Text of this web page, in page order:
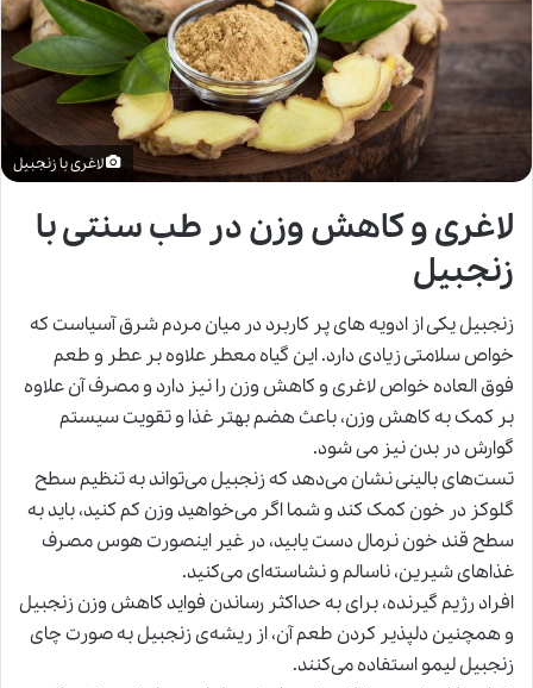
لاغری با زنجبیل
لاغری و کاهش وزن در طب سنتی با
زنجبیل
زنجبیل یکی از ادویه های پر کاربرد در میان مردم شرق آسیاست که
خواص سلامتی زیادی دارد. این گیاه معطر علاوه بر عطر و طعم
فوق العاده خواص لاغری و کاهش وزن را نیز دارد و مصرف آن علاوه
بر کمک به کاهش وزن، باعث هضم بهتر غذا و تقویت سیستم
گوارش در بدن نیز می شود.
تست‌های بالینی نشان می‌دهد که زنجبیل می‌تواند به تنظیم سطح
گلوکز در خون کمک کند و شما اگر می‌خواهید وزن کم کنید، باید به
سطح قند خون نرمال دست یابید، در غیر اینصورت هوس مصرف
غذاهای شیرین، ناسالم و نشاسته‌ای می‌کنید.
افراد رژیم گیرنده، برای به حداکثر رساندن فواید کاهش وزن زنجبیل
و همچنین دلپذیر کردن طعم آن، از ریشه‌ی زنجبیل به صورت چای
زنجبیل لیمو استفاده می‌کنند.